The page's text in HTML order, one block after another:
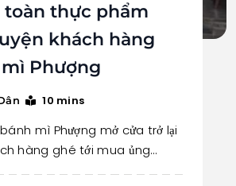
toàn thực phẩm
khách hàng
Phượng
10 mins
bánh mì Phượng mở cửa trở lại
hàng ghé tới mua ủng…